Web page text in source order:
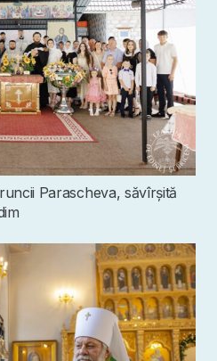
Parascheva, săvîrșită